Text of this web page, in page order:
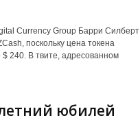
Currency Group Барри Силберт
поскольку цена токена
240. В твите, адресованном
юбилей